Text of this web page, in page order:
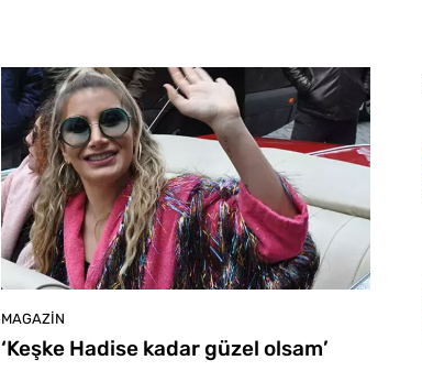
MAGAZIN
‘Keşke Hadise kadar güzel olsam’